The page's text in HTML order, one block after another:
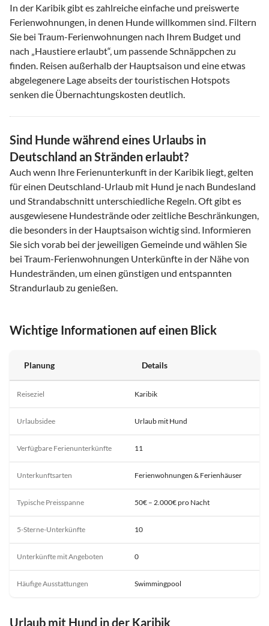
In der Karibik gibt es zahlreiche einfache und preiswerte
Ferienwohnungen, in denen Hunde willkommen sind. Filtern
Sie bei Traum-Ferienwohnungen nach Ihrem Budget und
nach „Haustiere erlaubt“, um passende Schnäppchen zu
finden. Reisen außerhalb der Hauptsaison und eine etwas
abgelegenere Lage abseits der touristischen Hotspots
senken die Übernachtungskosten deutlich.
Sind Hunde während eines Urlaubs in
Deutschland an Stränden erlaubt?
Auch wenn Ihre Ferienunterkunft in der Karibik liegt, gelten
für einen Deutschland-Urlaub mit Hund je nach Bundesland
und Strandabschnitt unterschiedliche Regeln. Oft gibt es
ausgewiesene Hundestrände oder zeitliche Beschränkungen,
die besonders in der Hauptsaison wichtig sind. Informieren
Sie sich vorab bei der jeweiligen Gemeinde und wählen Sie
bei Traum-Ferienwohnungen Unterkünfte in der Nähe von
Hundestränden, um einen günstigen und entspannten
Strandurlaub zu genießen.
Wichtige Informationen auf einen Blick
Planung Details
Reiseziel Karibik
Urlaubsidee Urlaub mit Hund
Verfügbare Ferienunterkünfte 11
Unterkunftsarten Ferienwohnungen & Ferienhäuser
Typische Preisspanne 50€ – 2.000€ pro Nacht
5-Sterne-Unterkünfte 10
Unterkünfte mit Angeboten 0
Häufige Ausstattungen Swimmingpool
Urlaub mit Hund in der Karibik